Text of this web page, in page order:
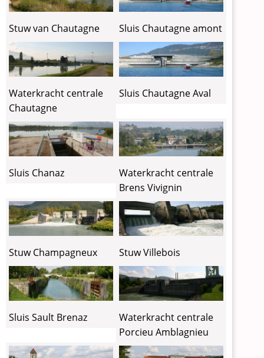
Stuw van Chautagne Sluis Chautagne amont
Waterkracht centrale
Chautagne
Sluis Chautagne Aval
Sluis Chanaz
Waterkracht centrale
Brens Vivignin
Stuw Champagneux Stuw Villebois
Sluis Sault Brenaz
Waterkracht centrale
Porcieu Amblagnieu